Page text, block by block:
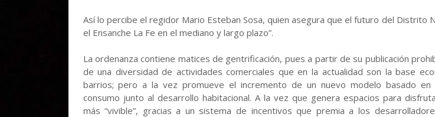
Así lo percibe el regidor Mario Esteban Sosa, quien asegura que el futuro del Distrito
el Ensanche La Fe en el mediano y largo plazo”.
La ordenanza contiene matices de gentrificación, pues a partir de su publicación
de una diversidad de actividades comerciales que en la actualidad son la base
barrios; pero a la vez promueve el incremento de un nuevo modelo basado en
consumo junto al desarrollo habitacional. A la vez que genera espacios para
más “vivible”, gracias a un sistema de incentivos que premia a los